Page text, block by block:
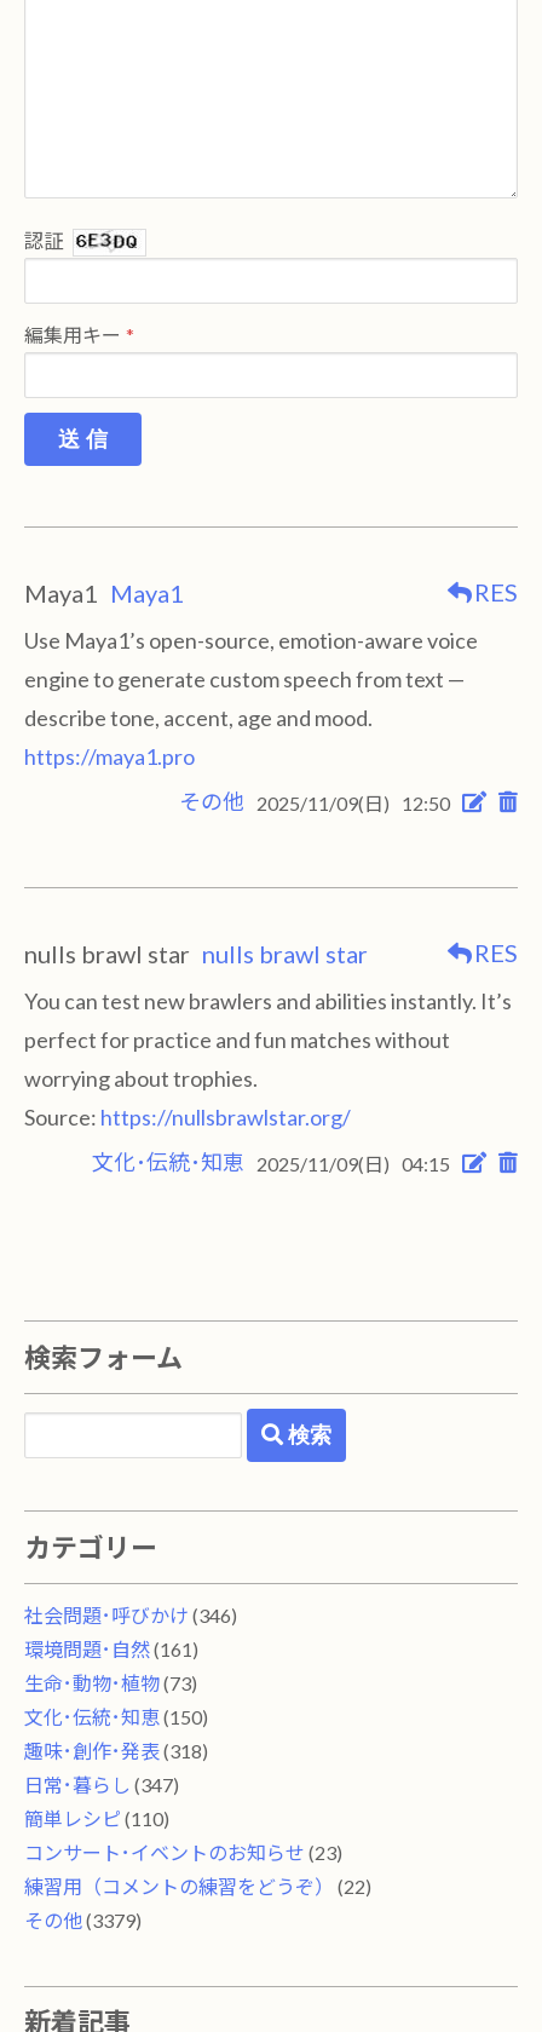
認証
編集用キー
送 信
Maya1 Maya1 RES
Use Maya1’s open-source, emotion-aware voice
engine to generate custom speech from text —
describe tone, accent, age and mood.
https://maya1.pro
その他
2025/11/09(日) 12:50
nulls brawl star nulls brawl star RES
You can test new brawlers and abilities instantly. It’s
perfect for practice and fun matches without
worrying about trophies.
Source: https://nullsbrawlstar.org/
文化･伝統･知恵
2025/11/09(日) 04:15
検索フォーム
検索
カテゴリー
社会問題･呼びかけ (346)
環境問題･自然(161)
生命･動物･植物(73)
文化･伝統･知恵 (150)
趣味･創作･発表(318)
日常･暮らし (347)
簡単レシピ (110)
コンサート･イベントのお知らせ (23)
練習用（コメントの練習をどうぞ）
(22)
その他 (3379)
新着記事